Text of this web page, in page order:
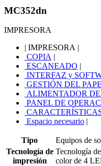
MC352dn
IMPRESORA
| IMPRESORA |
COPIA |
ESCANEADO |
INTERFAZ y
GESTIÓN DEL
ALIMENTADOR
PANEL DE
Espacio necesario |
Tipo
Equipos de
Tecnología de
impresión
Tecnología
color de 4